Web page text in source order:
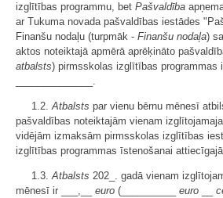
izglītības programmu, bet Pašvaldība
ar Tukuma novada pašvaldības iestādes
Finanšu nodaļu (turpmāk - Finanšu nodaļa)
aktos noteiktajā apmērā aprēķināto
atbalsts) pirmsskolas izglītības programmas
______________.
1.2.Atbalsts par vienu bērnu mēnesī
pašvaldības noteiktajām vienam
vidējām izmaksām pirmsskolas izglītības
izglītības programmas īstenošanai
1.3.Atbalsts 202_. gadā vienam
mēnesī ir ___,__ euro (__________ euro